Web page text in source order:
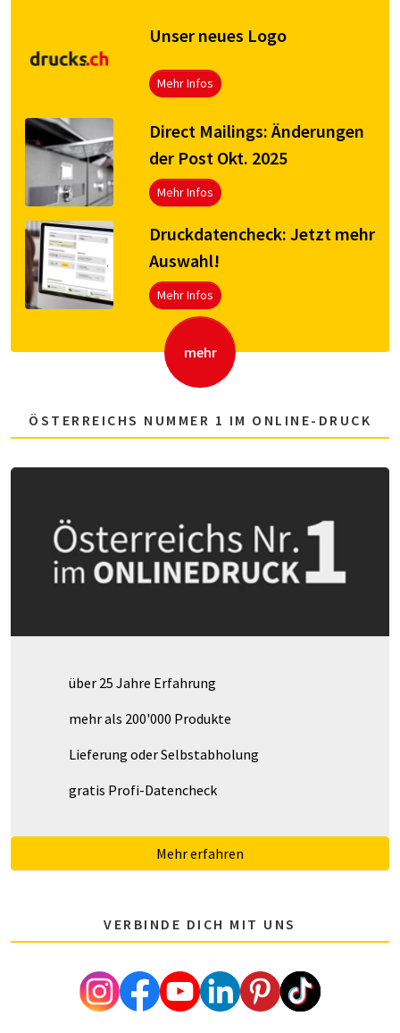
Unser neues Logo
Mehr Infos
Direct Mailings: Änderungen
der Post Okt. 2025
Mehr Infos
Druck­da­ten­check: Jetzt mehr
Aus­wahl!
Mehr Infos
mehr
ÖSTERREICHS NUMMER 1 IM ONLINE-DRUCK
über 25 Jahre Erfahrung
mehr als 200'000 Produkte
Lieferung oder Selbstabholung
gratis Profi-Datencheck
Mehr erfahren
VERBINDE DICH MIT UNS